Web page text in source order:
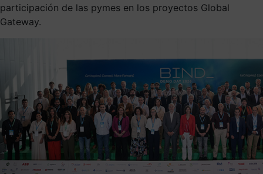
participación de las pymes en los proyectos Global
Gateway.